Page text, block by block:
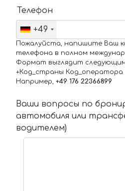
Телефон
+49
Пожалуйста, напишите Ваш
телефона в полном
Формат выглядит
+Код_страны Код_оператора
Например, +49 176 22366899
Ваши вопросы по
автомобиля или
водителем)